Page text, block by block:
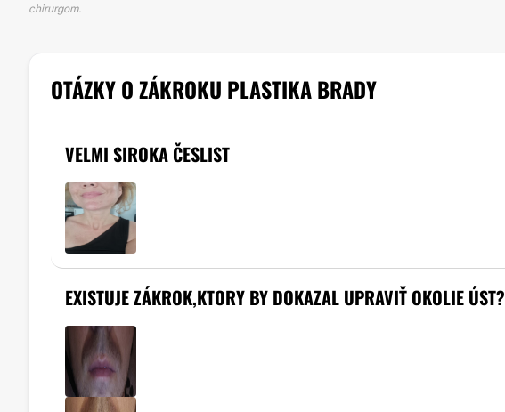
chirurgom.
OTÁZKY O ZÁKROKU PLASTIKA BRADY
VELMI SIROKA ČESLIST
EXISTUJE ZÁKROK,KTORY BY DOKAZAL UPRAVIŤ OKOLIE ÚST?